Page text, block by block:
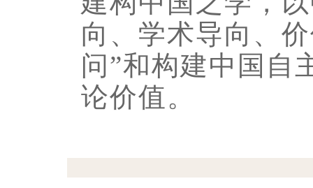
向、学术导向、
问”和构建中国自
论价值。